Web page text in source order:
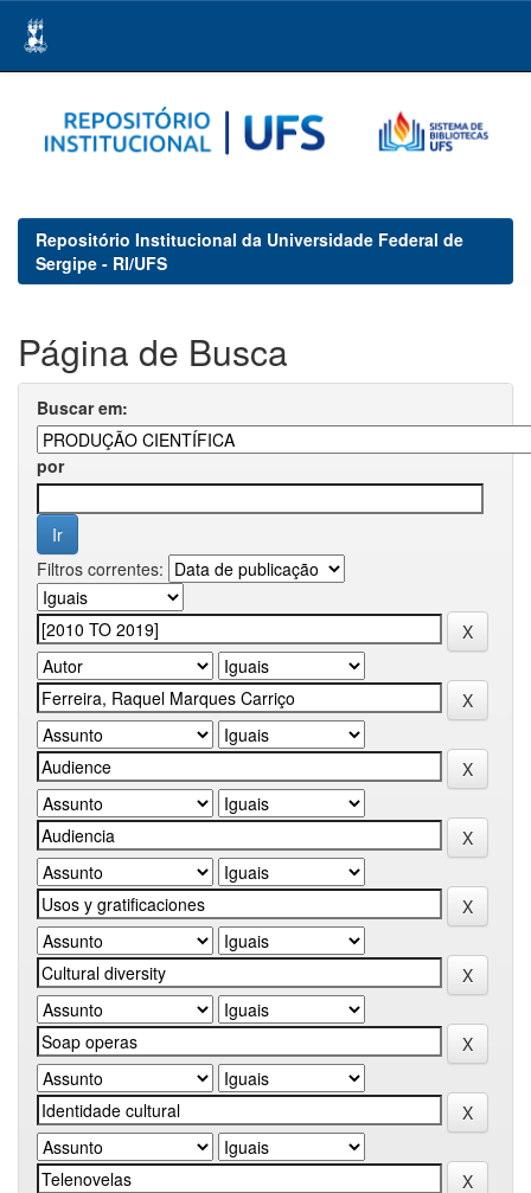
navigation
Repositório Institucional da Universidade Federal de
Sergipe - RI/UFS
Página de Busca
Buscar em:
por
Filtros correntes: